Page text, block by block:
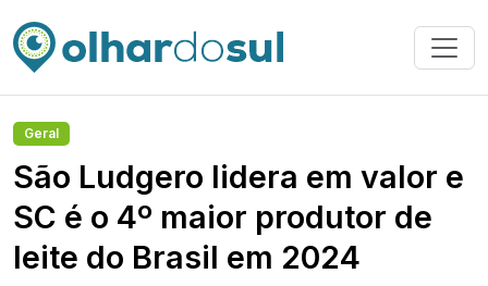
Geral
São Ludgero lidera em valor e
SC é o 4º maior produtor de
leite do Brasil em 2024